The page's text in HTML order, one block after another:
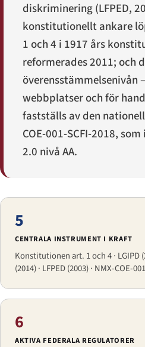
diskriminering (LFPED,
konstitutionellt ankare
1 och 4 i 1917 års
reformerades 2011; och
överensstämmelsenivån
webbplatser och för
fastställs av den
COE-001-SCFI-2018,
2.0 nivå AA.
5
CENTRALA INSTRUMENT I KRAFT
Konstitutionen art. 1 och 4 · LGIPD
(2014) · LFPED (2003) · NMX-COE-
6
AKTIVA FEDERALA REGULATORER